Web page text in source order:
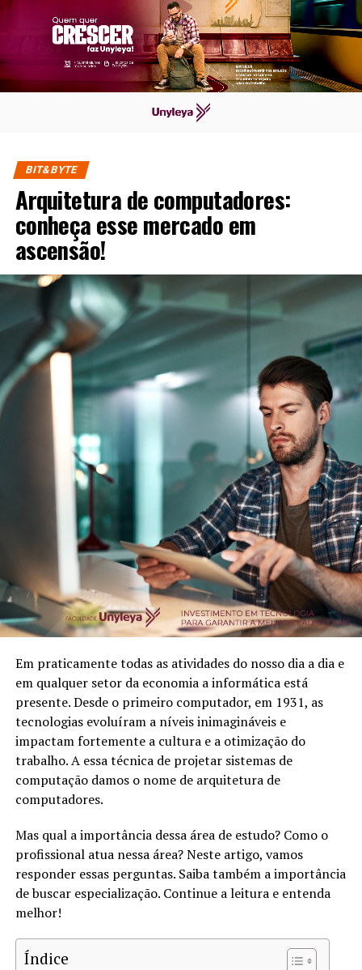
BIT&BYTE
Arquitetura de computadores:
conheça esse mercado em
ascensão!
Em praticamente todas as atividades do nosso dia a dia e
em qualquer setor da economia a informática está
presente. Desde o primeiro computador, em 1931, as
tecnologias evoluíram a níveis inimagináveis e
impactam fortemente a cultura e a otimização do
trabalho. A essa técnica de projetar sistemas de
computação damos o nome de arquitetura de
computadores.
Mas qual a importância dessa área de estudo? Como o
profissional atua nessa área? Neste artigo, vamos
responder essas perguntas. Saiba também a importância
de buscar especialização. Continue a leitura e entenda
melhor!
Índice